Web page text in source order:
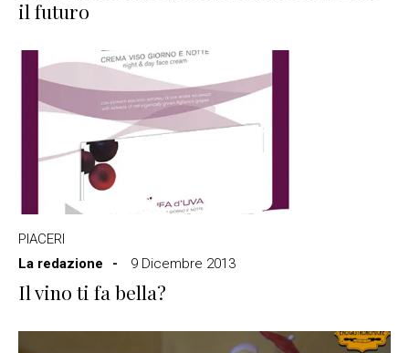
il futuro
PIACERI
La redazione
9 Dicembre 2013
Il vino ti fa bella?